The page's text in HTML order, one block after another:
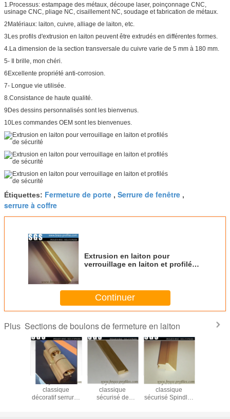
1.Processus: estampage des métaux, découpe laser, poinçonnage CNC,
usinage CNC, pliage NC, cisaillement NC, soudage et fabrication de métaux.
2Matériaux: laiton, cuivre, alliage de laiton, etc.
3Les profils d'extrusion en laiton peuvent être extrudés en différentes formes.
4.La dimension de la section transversale du cuivre varie de 5 mm à 180 mm.
5- Il brille, mon chéri.
6Excellente propriété anti-corrosion.
7- Longue vie utilisée.
8.Consistance de haute qualité.
9Des dessins personnalisés sont les bienvenus.
10Les commandes OEM sont les bienvenues.
Étiquettes: Fermeture de porte , Serrure de fenêtre ,
serrure à coffre
Extrusion en laiton pour
verrouillage en laiton et profilés
Continuer
Plus Sections de boulons de fermeture en laiton
Système
classique
décoratif serrures
Système
classique
sécurisé de
Système
classique
sécurisé Spindles